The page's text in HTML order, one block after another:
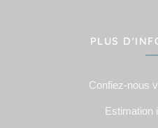
PLUS
Confiez-nous
Estimation